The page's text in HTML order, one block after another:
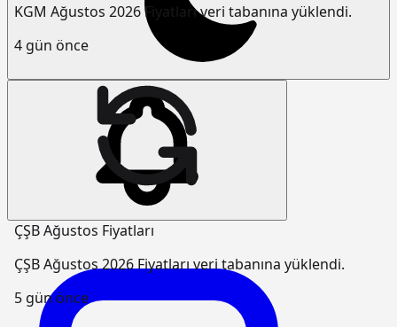
KGM Ağustos 2026 Fiyatları veri tabanına yüklendi.
4 gün önce
ÇŞB Ağustos Fiyatları
ÇŞB Ağustos 2026 Fiyatları veri tabanına yüklendi.
5 gün önce